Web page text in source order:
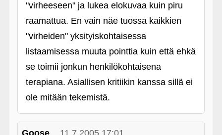
"virheeseen" ja lukea elokuvaa kuin piru
raamattua. En vain näe tuossa kaikkien
"virheiden" yksityiskohtaisessa
listaamisessa muuta pointtia kuin että ehkä
se toimii jonkun henkilökohtaisena
terapiana. Asiallisen kritiikin kanssa sillä ei
ole mitään tekemistä.
Goose 11.7.2005 17:01